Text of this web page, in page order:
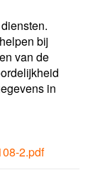
bij
van de
in
2.pdf